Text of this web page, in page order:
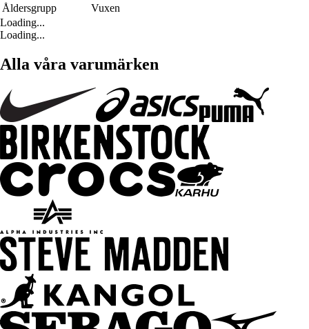
Åldersgrupp
Vuxen
Loading...
Loading...
Alla våra varumärken